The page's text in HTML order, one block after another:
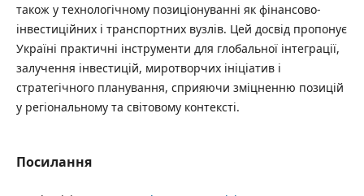
також у технологічному позиціонуванні як фінансово-
інвестиційних і транспортних вузлів. Цей досвід пропонує
Україні практичні інструменти для глобальної інтеграції,
залучення інвестицій, миротворчих ініціатив і
стратегічного планування, сприяючи зміцненню позицій
у регіональному та світовому контексті.
Посилання